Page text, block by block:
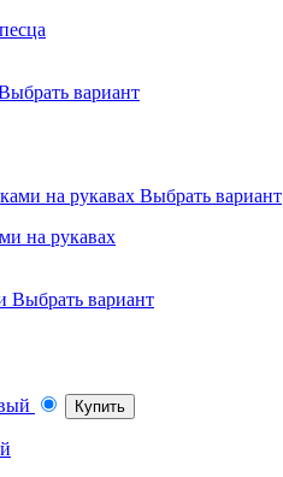
вариант
Выбрать вариант
на рукавах
Выбрать вариант
Купить